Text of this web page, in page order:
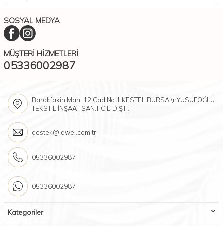
SOSYAL MEDYA
MÜŞTERI HIZMETLERI
05336002987
Barakfakih Mah. 12.Cad.No:1 KESTEL BURSA \nYUSUFOĞLU
TEKSTİL İNŞAAT SAN.TİC.LTD.ŞTİ.
destek@jawel.com.tr
05336002987
05336002987
Kategoriler